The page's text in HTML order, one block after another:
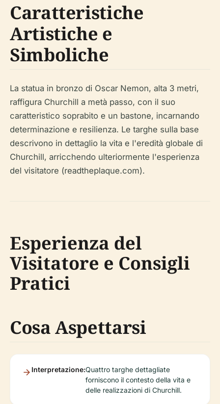
Caratteristiche
Artistiche e
Simboliche
La statua in bronzo di Oscar Nemon, alta 3 metri,
raffigura Churchill a metà passo, con il suo
caratteristico soprabito e un bastone, incarnando
determinazione e resilienza. Le targhe sulla base
descrivono in dettaglio la vita e l'eredità globale di
Churchill, arricchendo ulteriormente l'esperienza
del visitatore (readtheplaque.com).
Esperienza del
Visitatore e Consigli
Pratici
Cosa Aspettarsi
Interpretazione:Quattro targhe dettagliate
forniscono il contesto della vita e
delle realizzazioni di Churchill.